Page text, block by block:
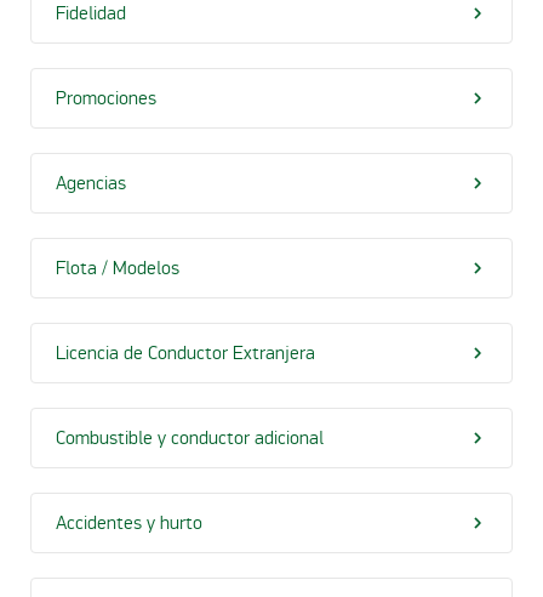
Fidelidad
Promociones
Agencias
Flota / Modelos
Licencia de Conductor Extranjera
Combustible y conductor adicional
Accidentes y hurto